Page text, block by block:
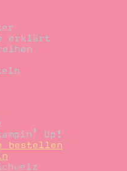
erklärt
Up!
bestellen